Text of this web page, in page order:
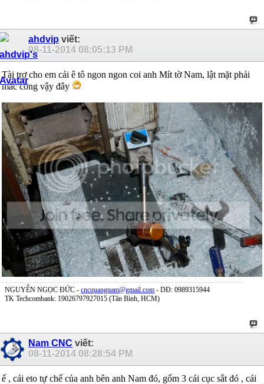
ahdvip viết:
08-11-2014 08:05:13 PM
Tài trợ cho em cái ê tô ngon ngon coi anh Mít tờ Nam, lật mặt phải
mắc công vậy đây
NGUYỄN NGỌC ĐỨC - cncquangnam@gmail.com - DĐ: 0989315944
TK Techcombank: 19026797927015 (Tân Bình, HCM)
Nam CNC viết:
08-11-2014 08:28:54 PM
ế , cái eto tự chế của anh bên anh Nam đó, gốm 3 cái cục sắt đó , cái